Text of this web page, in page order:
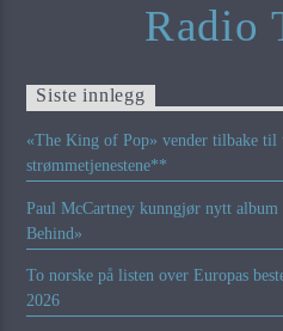
Radio
Siste innlegg
«The King of Pop» vender tilbake til
strømmetjenestene**
Paul McCartney kunngjør nytt
Behind»
To norske på listen over Europas
2026